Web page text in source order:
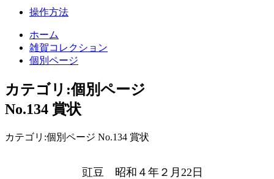
操作方法
ホーム
雑賀コレクション
個別ページ
カテゴリ:個別ページ
No.134 賞状
カテゴリ:個別ページ No.134 賞状
豇豆 昭和４年２月22日